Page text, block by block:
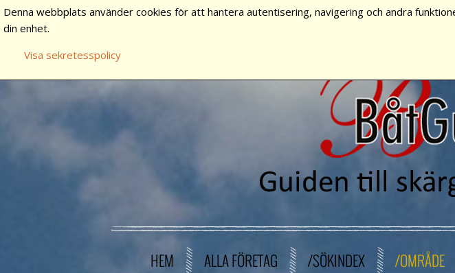
HEM ALLA FÖRETAG /SÖKINDEX /OMRÅDE
Denna webbplats använder cookies för att hantera autentisering, navigering och andra
din enhet.
Visa sekretesspolicy